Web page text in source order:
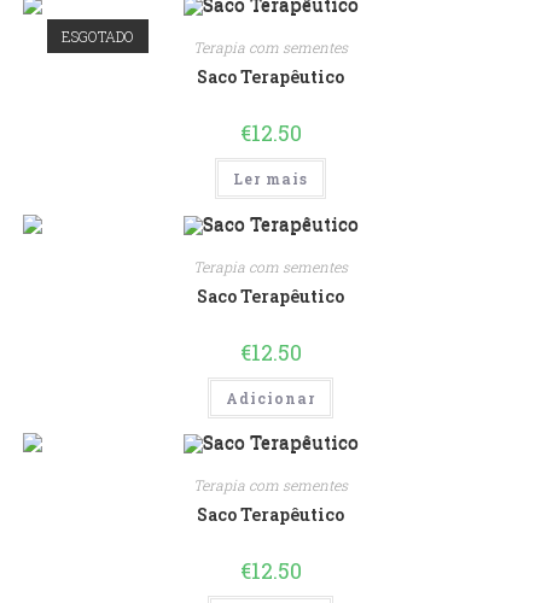
ESGOTADO
Terapia com sementes
Saco Terapêutico
€12.50
Ler mais
Terapia com sementes
Saco Terapêutico
€12.50
Adicionar
Terapia com sementes
Saco Terapêutico
€12.50